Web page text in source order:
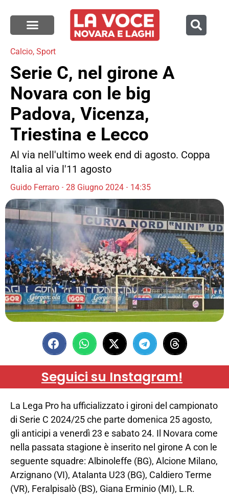
Calcio, Sport
Serie C, nel girone A
Novara con le big
Padova, Vicenza,
Triestina e Lecco
Al via nell'ultimo week end di agosto. Coppa
Italia al via l'11 agosto
Guido Ferraro 28 Giugno 2024 14:35
Seguici su Instagram!
La Lega Pro ha ufficializzato i gironi del campionato
di Serie C 2024/25 che parte domenica 25 agosto,
gli anticipi a venerdì 23 e sabato 24. Il Novara come
nella passata stagione è inserito nel girone A con le
seguente squadre: Albinoleffe (BG), Alcione Milano,
Arzignano (VI), Atalanta U23 (BG), Caldiero Terme
(VR), Feralpisalò (BS), Giana Erminio (MI), L.R.